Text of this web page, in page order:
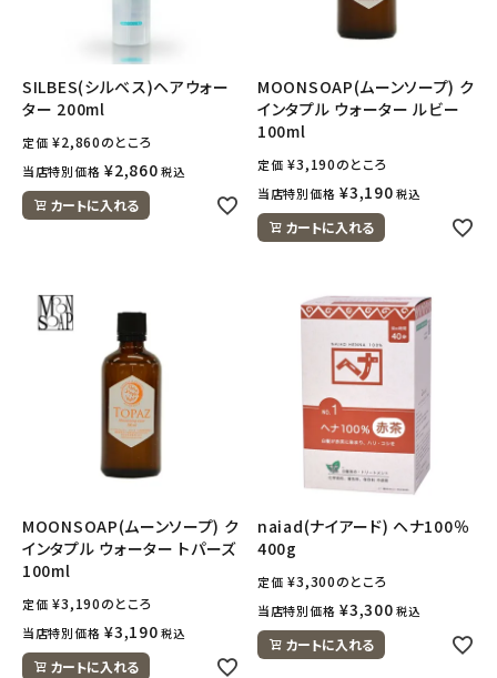
SILBES(シルベス)ヘアウォー
ター 200ml
定価 ¥2,860のところ
当店特別価格 ¥2,860 税込
カートに入れる
MOONSOAP(ムーンソープ) ク
インタプル ウォーター ルビー
100ml
定価 ¥3,190のところ
当店特別価格 ¥3,190 税込
カートに入れる
MOONSOAP(ムーンソープ) ク
インタプル ウォーター トパーズ
100ml
定価 ¥3,190のところ
当店特別価格 ¥3,190 税込
カートに入れる
naiad(ナイアード) ヘナ100％
400g
定価 ¥3,300のところ
当店特別価格 ¥3,300 税込
カートに入れる